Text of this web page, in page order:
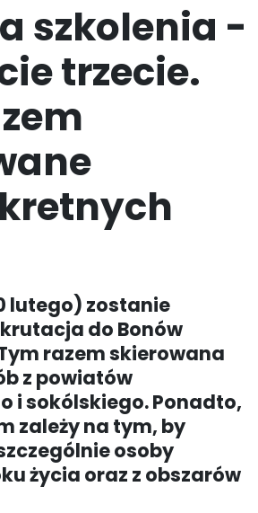
szkolenia -
trzecie.
lutego) zostanie
do Bonów
razem skierowana
z powiatów
i sokólskiego. Ponadto,
zależy na tym, by
osoby
życia oraz z obszarów